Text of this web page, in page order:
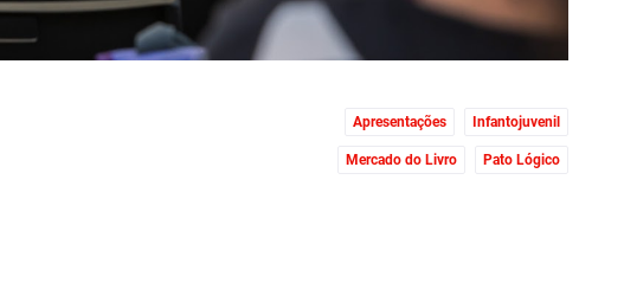
Apresentações Infantojuvenil
Mercado do Livro Pato Lógico